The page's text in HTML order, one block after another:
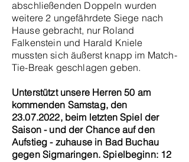
abschließenden Doppeln wurden
weitere 2 ungefährdete Siege nach
Hause gebracht, nur Roland
Falkenstein und Harald Kniele
mussten sich äußerst knapp im Match-
Tie-Break geschlagen geben.
Unterstützt unsere Herren 50 am
kommenden Samstag, den
23.07.2022, beim letzten Spiel der
Saison - und der Chance auf den
Aufstieg - zuhause in Bad Buchau
gegen Sigmaringen. Spielbeginn: 12